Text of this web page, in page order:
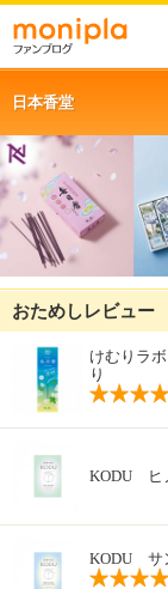
日本香堂
おためしレビュー
けむりラ
り
KODU ヒ
KODU サ